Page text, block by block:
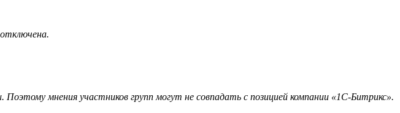
мнения участников групп могут не совпадать с позицией компании «1С-Битрикс».